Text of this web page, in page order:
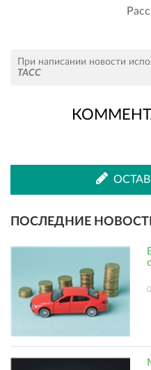
При написании новости
ТАСС
ПОСЛЕДНИЕ